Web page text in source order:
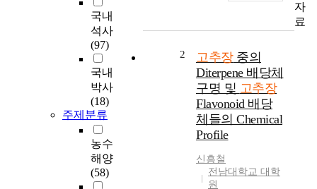
국내
석사
(97)
국내
박사
(18)
주제분류
농수
해양
(58)
2 고추장중의
Diterpene 배당체
구명 및 고추장
Flavonoid 배당
체들의 Chemical
Profile
신흥철
전남대학교 대학
원
자
료